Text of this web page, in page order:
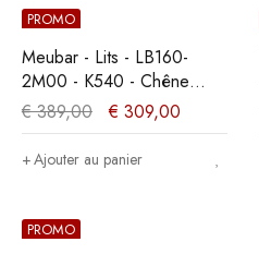
PROMO
Meubar - Lits - LB160-
2M00 - K540 - Chêne
millénaire clair -
160x89x200cm
€389,00 € 309,00
Ajouter au panier
PROMO